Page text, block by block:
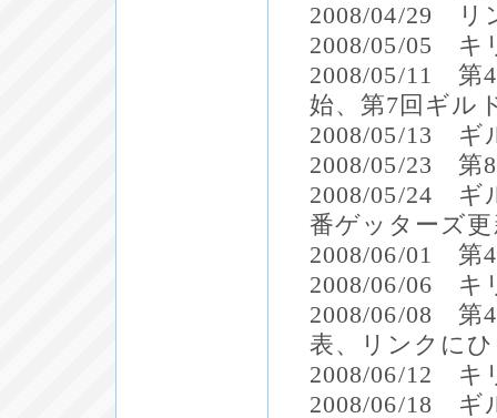
2008/04/29 リ
2008/05/05 キ
2008/05/11 第
始、第7回ギル
2008/05/13 ギ
2008/05/23 第
2008/05/24 ギ
番ゲッターズ
2008/06/01 第
2008/06/06 キ
2008/06/08 第
表、リンクに
2008/06/12 キ
2008/06/18 ギ